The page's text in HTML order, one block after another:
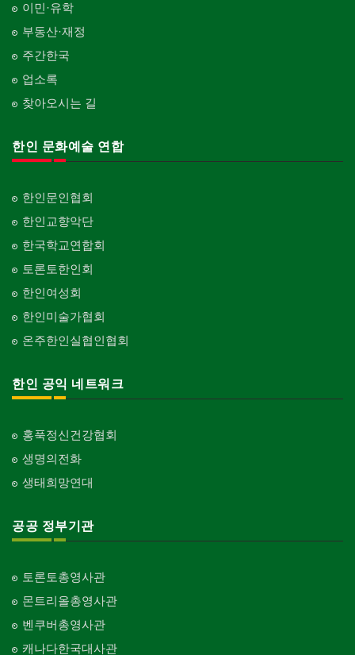
이민·유학
부동산·재정
주간한국
업소록
찾아오시는 길
한인 문화예술 연합
한인문인협회
한인교향악단
한국학교연합회
토론토한인회
한인여성회
한인미술가협회
온주한인실협인협회
한인 공익 네트워크
홍푹정신건강협회
생명의전화
생태희망연대
공공 정부기관
토론토총영사관
몬트리올총영사관
벤쿠버총영사관
캐나다한국대사관